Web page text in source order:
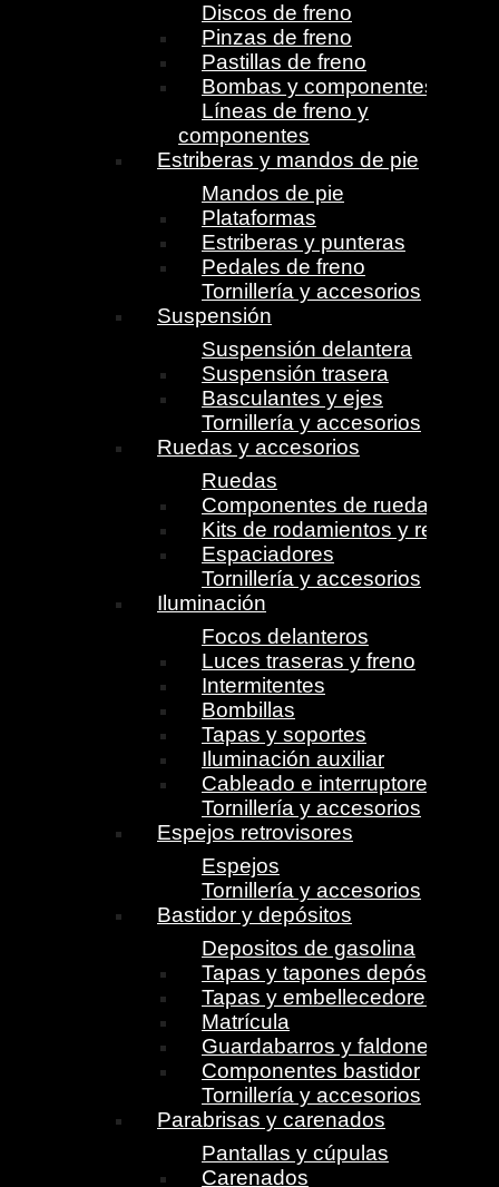
Discos de freno
Pinzas de freno
Pastillas de freno
Bombas y componentes
Líneas de freno y
componentes
Estriberas y mandos de pie
Mandos de pie
Plataformas
Estriberas y punteras
Pedales de freno
Tornillería y accesorios
Suspensión
Suspensión delantera
Suspensión trasera
Basculantes y ejes
Tornillería y accesorios
Ruedas y accesorios
Ruedas
Componentes de ruedas
Kits de rodamientos y retenes
Espaciadores
Tornillería y accesorios
Iluminación
Focos delanteros
Luces traseras y freno
Intermitentes
Bombillas
Tapas y soportes
Iluminación auxiliar
Cableado e interruptores
Tornillería y accesorios
Espejos retrovisores
Espejos
Tornillería y accesorios
Bastidor y depósitos
Depositos de gasolina
Tapas y tapones depósito
Tapas y embellecedores
Matrícula
Guardabarros y faldones
Componentes bastidor
Tornillería y accesorios
Parabrisas y carenados
Pantallas y cúpulas
Carenados